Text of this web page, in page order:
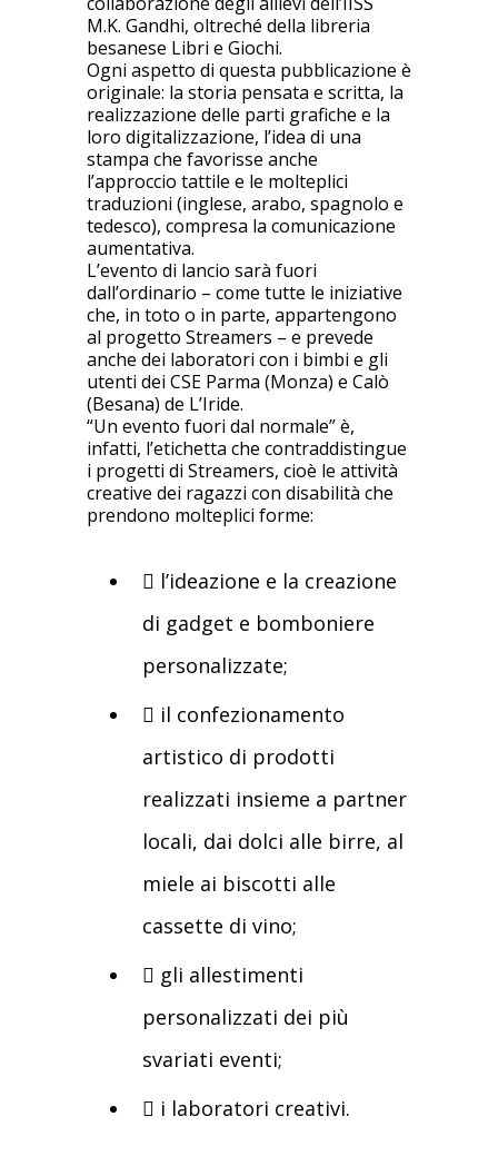
M.K. Gandhi, oltreché della libreria
besanese Libri e Giochi.
Ogni aspetto di questa pubblicazione è
originale: la storia pensata e scritta, la
realizzazione delle parti grafiche e la
loro digitalizzazione, l’idea di una
stampa che favorisse anche
l’approccio tattile e le molteplici
traduzioni (inglese, arabo, spagnolo e
tedesco), compresa la comunicazione
aumentativa.
L’evento di lancio sarà fuori
dall’ordinario – come tutte le iniziative
che, in toto o in parte, appartengono
al progetto Streamers – e prevede
anche dei laboratori con i bimbi e gli
utenti dei CSE Parma (Monza) e Calò
(Besana) de L’Iride.
“Un evento fuori dal normale” è,
infatti, l’etichetta che contraddistingue
i progetti di Streamers, cioè le attività
creative dei ragazzi con disabilità che
prendono molteplici forme:
 l’ideazione e la creazione
di gadget e bomboniere
personalizzate;
 il confezionamento
artistico di prodotti
realizzati insieme a partner
locali, dai dolci alle birre, al
miele ai biscotti alle
cassette di vino;
 gli allestimenti
personalizzati dei più
svariati eventi;
 i laboratori creativi.